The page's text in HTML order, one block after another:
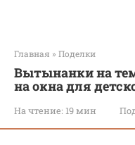
Главная » Поделки
Вытынанки на
на окна для
На чтение: 19 мин